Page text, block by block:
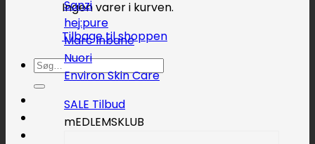
Ingen varer i kurven.
Tilbage til shoppen
Søg
efter:
Sanzi
hej:pure
Marc Inbane
Nuori
Environ Skin Care
SALE
mEDLEMSKLUB